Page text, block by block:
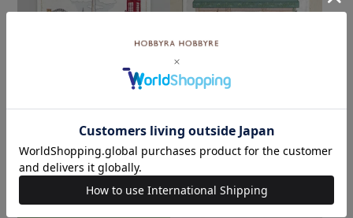
¥4,180税込
×(在庫なし)
メール便1個まで可
×(在庫なし)